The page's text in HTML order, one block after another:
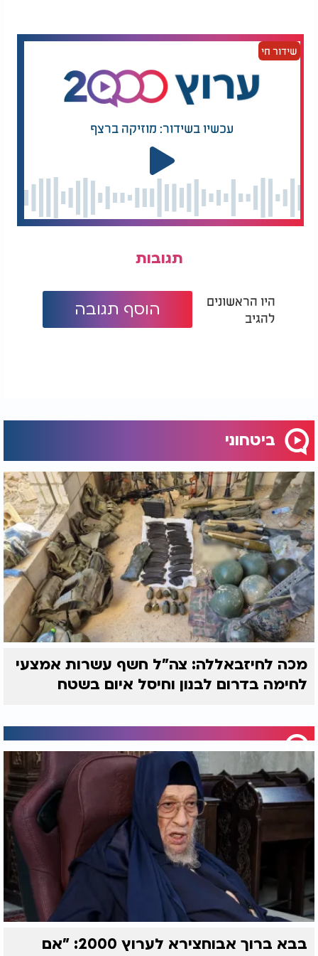
שידור חי
עכשיו בשידור: מוזיקה ברצף
תגובות
היו הראשונים
להגיב
הוסף תגובה
ביטחוני
מכה לחיזבאללה: צה"ל חשף עשרות אמצעי
לחימה בדרום לבנון וחיסל איום בשטח
בבא ברוך אבוחצירא לערוץ 2000: "אם